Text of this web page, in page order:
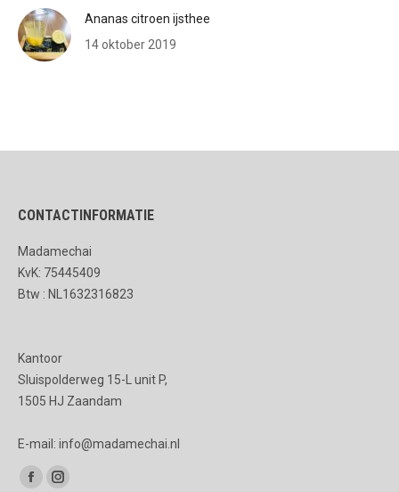
Ananas citroen ijsthee
14 oktober 2019
CONTACTINFORMATIE
Madamechai
KvK: 75445409
Btw : NL1632316823
Kantoor
Sluispolderweg 15-L unit P,
1505 HJ Zaandam
E-mail: info@madamechai.nl
Vind ons op:
FacebookInstagram